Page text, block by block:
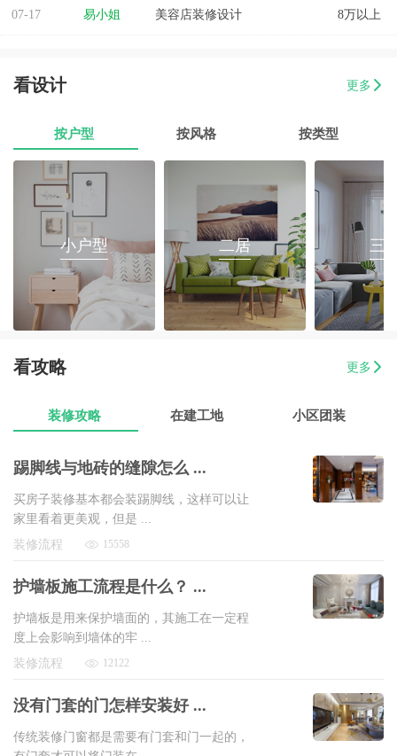
07-17 易小姐 美容店装修设计 8万以上
07-17 8万以上
郭先生 榕城区消防路口135平套房装修 8万以上
朱小姐
07-17 180平和盛花园设计装修 8万以上
董先生 万泰城4室2厅 202平 8万以上
07-17 葛小姐 榕城区榕江一品3室2厅1卫 8万以上
07-17 魏先生 金海湾4室2厅 8万以上
07-17 8万以上
看设计 更多
按户型 按风格 按类型
小户型 二居 三
看攻略 更多
装修攻略 在建工地 小区团装
踢脚线与地砖的缝隙怎么 ...
买房子装修基本都会装踢脚线，这样可以让
家里看着更美观，但是 ...
装修流程
15558
护墙板施工流程是什么？ ...
护墙板是用来保护墙面的，其施工在一定程
度上会影响到墙体的牢 ...
装修流程
12122
没有门套的门怎样安装好 ...
传统装修门窗都是需要有门套和门一起的，